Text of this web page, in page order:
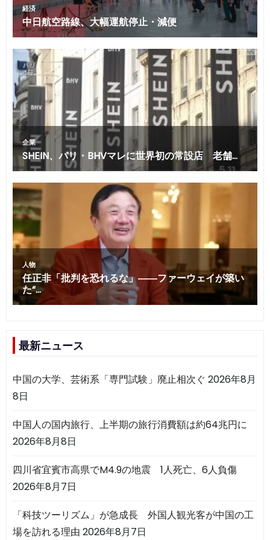
最新ニュース
中国の大学、芸術系「専門試験」廃止相次ぐ 2026年8月
8日
中国人の国内旅行、上半期の旅行消費額は約64兆円に
2026年8月8日
四川省宜賓市高県でM4.9の地震 1人死亡、6人負傷
2026年8月7日
「科技ツーリズム」が急成長 外国人観光客が中国の工
場を訪れる理由 2026年8月7日